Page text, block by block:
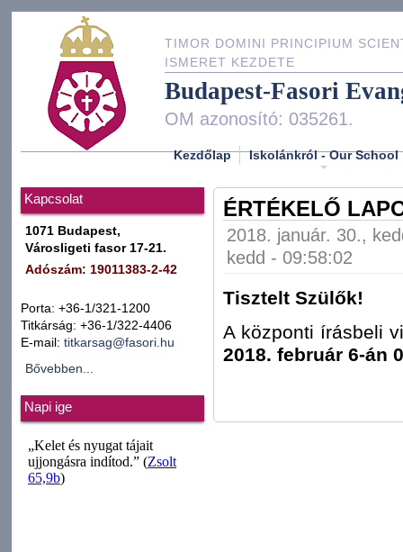
TIMOR DOMINI PRINCIPIUM
ISMERET KEZDETE
Budapest-Fasori
OM azonosító: 035261.
Kezdőlap Iskolánkról - Our School
Kapcsolat
1071 Budapest,
Városligeti fasor 17-21.
Adószám: 19011383-2-42
Porta: +36-1/321-1200
Titkárság: +36-1/322-4406
E-mail: titkarsag@fasori.hu
Bővebben...
Napi ige
ÉRTÉKELŐ
2018. január. 30.,
kedd - 09:58:02
Tisztelt Szülők!
A központi írásbeli
2018. február 6-án